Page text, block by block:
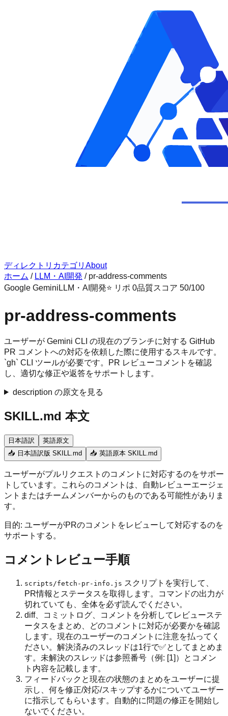
ディレクトリ カテゴリ About
ホーム / LLM・AI開発 / pr-address-comments
Google Gemini LLM・AI開発⭐ リポ 0品質スコア 50/100
pr-address-comments
ユーザーが Gemini CLI の現在のブランチに対する GitHub
PR コメントへの対応を依頼した際に使用するスキルです。
`gh` CLI ツールが必要です。PR レビューコメントを確認
し、適切な修正や返答をサポートします。
description の原文を見る
SKILL.md 本文
日本語訳
英語原文
📥 日本語訳版 SKILL.md
📥 英語原本 SKILL.md
ユーザーがプルリクエストのコメントに対応するのをサポー
トしています。これらのコメントは、自動レビューエージェ
ントまたはチームメンバーからのものである可能性がありま
す。
目的: ユーザーがPRのコメントをレビューして対応するのを
サポートする。
コメントレビュー手順
scripts/fetch-pr-info.js スクリプトを実行して、
PR情報とステータスを取得します。コマンドの出力が
切れていても、全体を必ず読んでください。
diff、コミットログ、コメントを分析してレビューステ
ータスをまとめ、どのコメントに対応が必要かを確認
します。現在のユーザーのコメントに注意を払ってく
ださい。解決済みのスレッドは1行で✅としてまとめま
す。未解決のスレッドは参照番号（例: [1]）とコメン
ト内容を記載します。
フィードバックと現在の状態のまとめをユーザーに提
示し、何を修正/対応/スキップするかについてユーザー
に指示してもらいます。自動的に問題の修正を開始し
ないでください。